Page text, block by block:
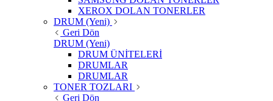
XEROX DOLAN TONERLER
DRUM (Yeni)
Geri Dön
DRUM (Yeni)
DRUM ÜNİTELERİ
DRUMLAR
DRUMLAR
TONER TOZLARI
Geri Dön